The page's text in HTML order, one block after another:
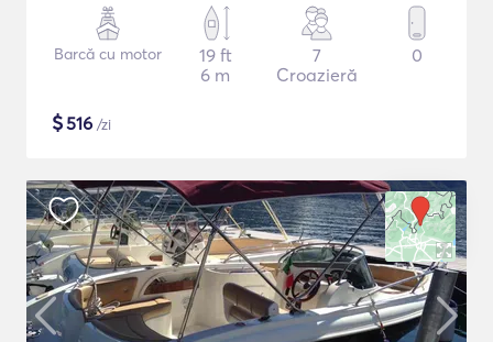
Barcă cu motor
19 ft
6 m
7
Croazieră
0
$516 /zi